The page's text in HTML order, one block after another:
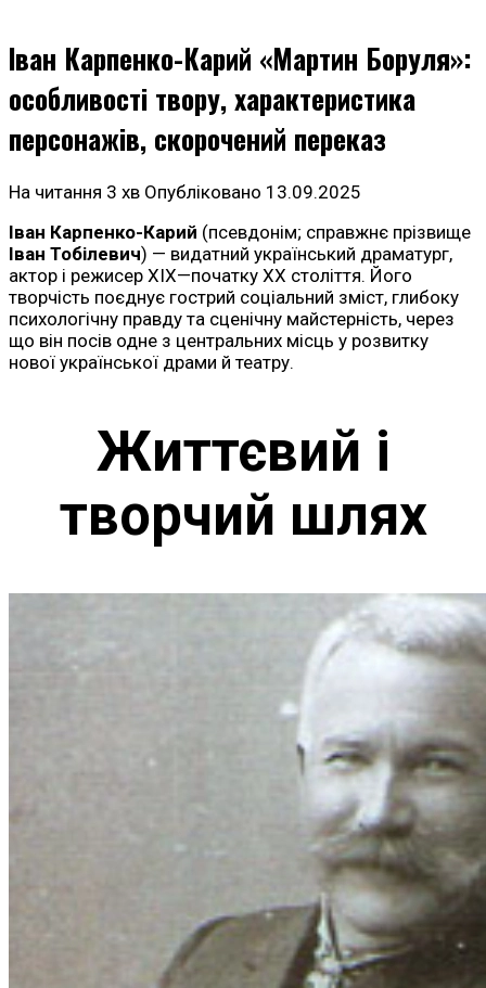
Іван Карпенко-Карий «Мартин Боруля»:
особливості твору, характеристика
персонажів, скорочений переказ
На читання 3 хв Опубліковано 13.09.2025
Іван Карпенко-Карий (псевдонім; справжнє прізвище
Іван Тобілевич) — видатний український драматург,
актор і режисер XIX—початку XX століття. Його
творчість поєднує гострий соціальний зміст, глибоку
психологічну правду та сценічну майстерність, через
що він посів одне з центральних місць у розвитку
нової української драми й театру.
Життєвий і
творчий шлях